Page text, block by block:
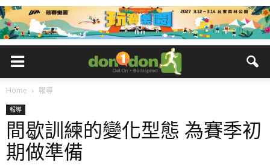
Home 報導
報導
間歇訓練的變化型態 為賽季初
期做準備